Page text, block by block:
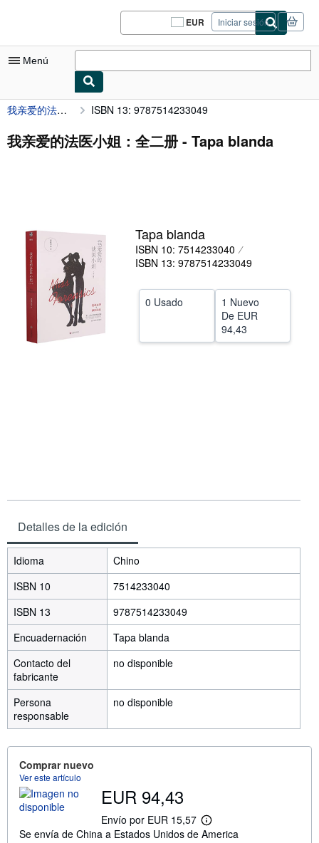
Pasar al contenido principal
EUR
Preferencias
de
del
Iniciar sesión
Menú
Mi cuenta
Consultar mis pedidos
Libros antiguos
Arte y coleccionismo
Vendedores
Comenzar a vender
Ayuda
我亲爱的法医小姐：全二册 ISBN 13: 9787514233049
我亲爱的法医小姐：全二册 - Tapa blanda
Tapa blanda
ISBN 10: 7514233040
ISBN 13: 9787514233049
0 Usado
1 Nuevo
De EUR
94,43
Detalles de la edición
Idioma
Chino
ISBN 10
7514233040
ISBN 13
9787514233049
Encuadernación
Tapa blanda
Contacto del
fabricante
no disponible
Persona
responsable
no disponible
Comprar nuevo
Ver este artículo
EUR 94,43
Envío por EUR 15,57
M
á
Se envía de China a Estados Unidos de America